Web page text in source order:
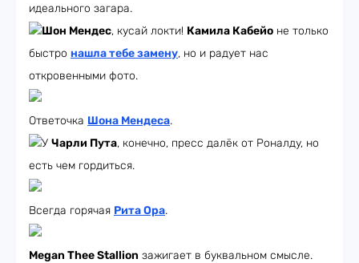
идеального загара.
Шон Мендес, кусай локти! Камила Кабейо не только
быстро нашла тебе замену, но и радует нас
откровенными фото.
Ответочка Шона Мендеса.
У Чарли Пута, конечно, пресс далёк от Роналду, но
есть чем гордиться.
Всегда горячая Рита Ора.
Megan Thee Stallion зажигает в буквальном смысле.